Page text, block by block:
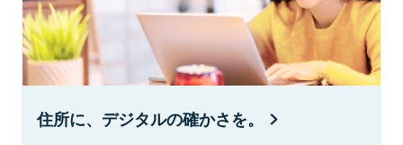
住所に、デジタルの確かさを。